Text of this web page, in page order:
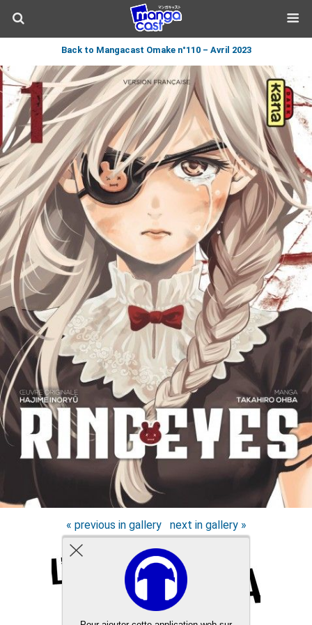
Back to Mangacast Omake n°110 – Avril 2023
« previous in gallery next in gallery »